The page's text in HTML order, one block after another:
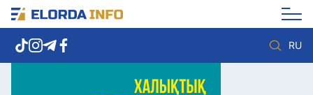
RU